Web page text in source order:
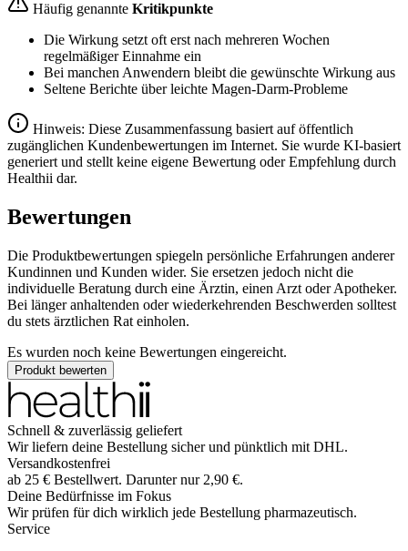
Häufig genannte Kritikpunkte
Die Wirkung setzt oft erst nach mehreren Wochen
regelmäßiger Einnahme ein
Bei manchen Anwendern bleibt die gewünschte Wirkung aus
Seltene Berichte über leichte Magen-Darm-Probleme
Hinweis: Diese Zusammenfassung basiert auf öffentlich
zugänglichen Kundenbewertungen im Internet. Sie wurde KI-basiert
generiert und stellt keine eigene Bewertung oder Empfehlung durch
Healthii dar.
Bewertungen
Die Produktbewertungen spiegeln persönliche Erfahrungen anderer
Kundinnen und Kunden wider. Sie ersetzen jedoch nicht die
individuelle Beratung durch eine Ärztin, einen Arzt oder Apotheker.
Bei länger anhaltenden oder wiederkehrenden Beschwerden solltest
du stets ärztlichen Rat einholen.
Es wurden noch keine Bewertungen eingereicht.
Produkt bewerten
Schnell & zuverlässig geliefert
Wir liefern deine Bestellung sicher und pünktlich mit DHL.
Versandkostenfrei
ab 25 € Bestellwert. Darunter nur 2,90 €.
Deine Bedürfnisse im Fokus
Wir prüfen für dich wirklich jede Bestellung pharmazeutisch.
Service